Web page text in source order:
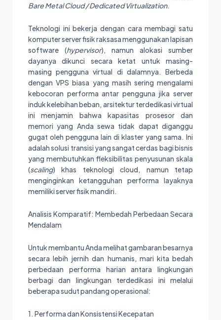
Bare Metal Cloud / Dedicated Virtualization.
Teknologi ini bekerja dengan cara membagi satu
komputer server fisik raksasa menggunakan lapisan
software (hypervisor), namun alokasi sumber
dayanya dikunci secara ketat untuk masing-
masing pengguna virtual di dalamnya. Berbeda
dengan VPS biasa yang masih sering mengalami
kebocoran performa antar pengguna jika server
induk kelebihan beban, arsitektur terdedikasi virtual
ini menjamin bahwa kapasitas prosesor dan
memori yang Anda sewa tidak dapat diganggu
gugat oleh pengguna lain di klaster yang sama. Ini
adalah solusi transisi yang sangat cerdas bagi bisnis
yang membutuhkan fleksibilitas penyusunan skala
(scaling) khas teknologi cloud, namun tetap
menginginkan ketangguhan performa layaknya
memiliki server fisik mandiri.
Analisis Komparatif: Membedah Perbedaan Secara
Mendalam
Untuk membantu Anda melihat gambaran besarnya
secara lebih jernih dan humanis, mari kita bedah
perbedaan performa harian antara lingkungan
berbagi dan lingkungan terdedikasi ini melalui
beberapa sudut pandang operasional:
1. Performa dan Konsistensi Kecepatan